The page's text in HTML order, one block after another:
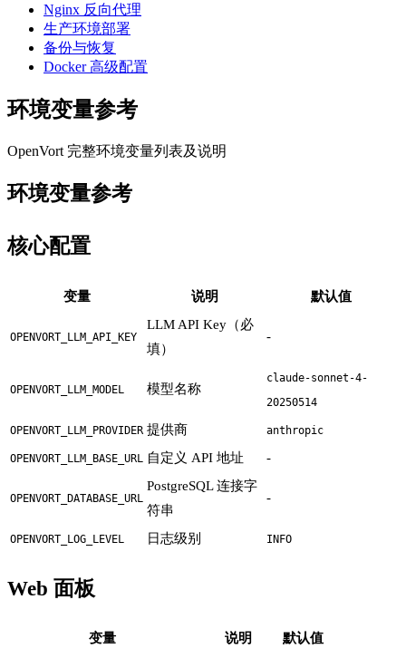
Nginx 反向代理
生产环境部署
备份与恢复
Docker 高级配置
环境变量参考
OpenVort 完整环境变量列表及说明
环境变量参考
核心配置
变量 说明 默认值
OPENVORT_LLM_API_KEY
LLM API Key（必
填）
-
OPENVORT_LLM_MODEL 模型名称
claude-sonnet-4-
20250514
OPENVORT_LLM_PROVIDER 提供商 anthropic
OPENVORT_LLM_BASE_URL 自定义 API 地址 -
OPENVORT_DATABASE_URL
PostgreSQL 连接字
符串
-
OPENVORT_LOG_LEVEL 日志级别 INFO
Web 面板
变量 说明 默认值